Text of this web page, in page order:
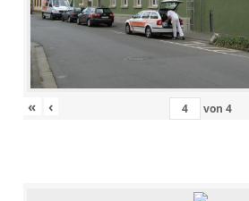
« ‹ von 4